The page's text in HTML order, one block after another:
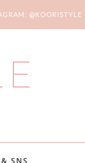
@KOORISTYLE
SNS